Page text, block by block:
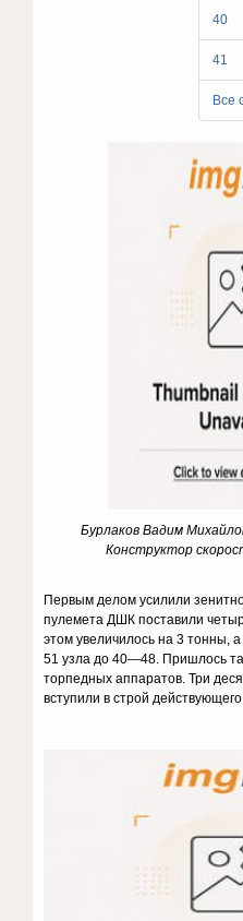
40
41
Все
Бурлаков Вадим
Конструктор
Первым делом усилили
пулемета ДШК поставили
этом увеличилось на 3 тонны,
51 узла до 40—48. Пришлось
торпедных аппаратов. Три
вступили в строй